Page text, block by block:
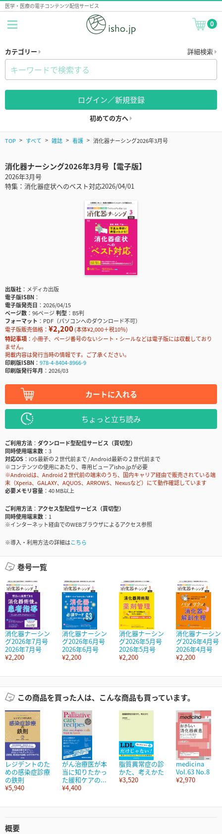
医学・医療の電子コンテンツ配信サービス
0
カテゴリー 詳細検索
ログイン／新規登録
初めての方へ
TOP すべて 雑誌 看護 消化器ナーシング2026年3月号
消化器ナーシング2026年3月号【電子版】
2026年3月号
特集：消化器症状へのベスト対応2026/04/01
出版社
メディカ出版
電子版ISBN
電子版発売日
2026/04/15
ページ数
96ページ判型
B5判
フォーマット
PDF（パソコンへのダウンロード不可）
電子版販売価格： ¥2,200(本体¥2,000＋税10％)
特記事項
小冊子、ページ番号のないシート・シールなどは電子版には収載しており
ません。
掲載内容は発行当時の情報です。ご了承ください。
印刷版ISBN
978-4-8404-8966-9
印刷版発行年月
2026/03
カートに入れる
ちょっと立ち読み
ご利用方法
ダウンロード型配信サービス（買切型）
同時使用端末数
3
対応OS
iOS最新の２世代前まで / Android最新の２世代前まで
※コンテンツの使用にあたり、専用ビューアisho.jpが必要
※Androidは、Android２世代前の端末のうち、国内キャリア経由で販売されている端
末（Xperia、GALAXY、AQUOS、ARROWS、Nexusなど）にて動作確認しています
必要メモリ容量
40 MB以上
ご利用方法
アクセス型配信サービス（買切型）
同時使用端末数
1
※インターネット経由でのWEBブラウザによるアクセス参照
※導入・利用方法の詳細はこちら
巻号一覧
消化器ナーシン
グ2026年7月号
2026年7月号
¥2,200
消化器ナーシン
グ2026年6月号
2026年6月号
¥2,200
消化器ナーシン
グ2026年5月号
2026年5月号
¥2,200
消化器ナーシン
グ2026年4月号
2026年4月号
¥2,200
この商品を買った人は、こんな商品も買っています。
レジデントのた
めの感染症診療
の鉄則
¥5,940
がん治療医が本
当に知りたかっ
た緩和ケアの...
¥4,400
脂質異常症の診
かた、考えかた
¥3,520
medicina
Vol.63 No.8
¥2,970
概要